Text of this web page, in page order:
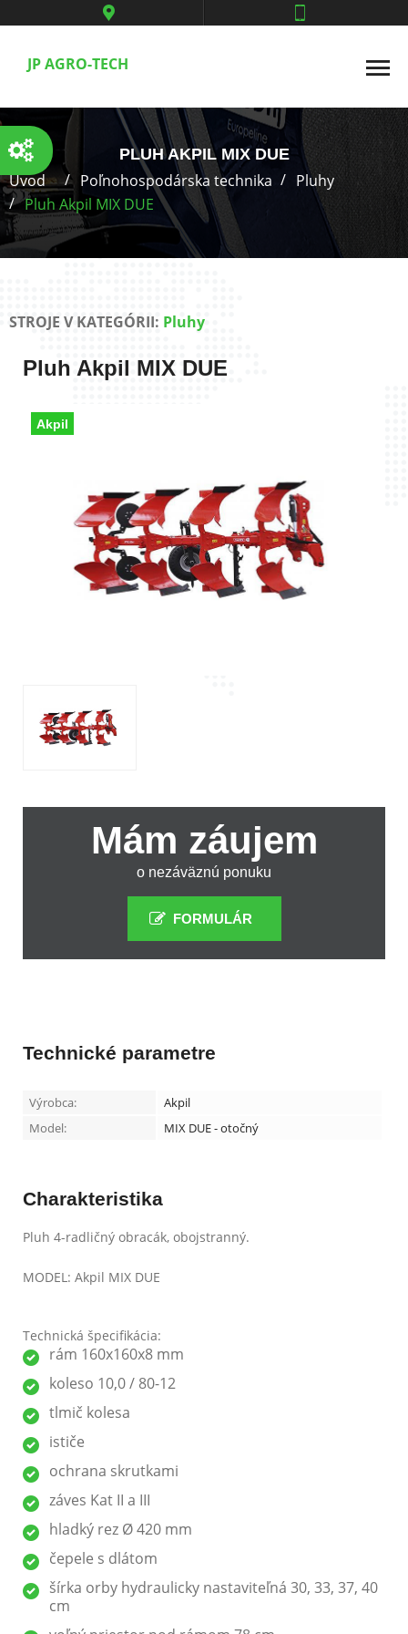
JP AGRO-TECH
PLUH AKPIL MIX DUE
Úvod Poľnohospodárska technika
Pluhy
Pluh Akpil MIX DUE
STROJE V KATEGÓRII: Pluhy
Pluh Akpil MIX DUE
Akpil
Mám záujem
o nezáväznú ponuku
FORMULÁR
Technické parametre
Výrobca:
Akpil
Model:
MIX DUE - otočný
Charakteristika
Pluh 4-radličný obracák, obojstranný.
MODEL: Akpil MIX DUE
Technická špecifikácia:
rám 160x160x8 mm
koleso 10,0 / 80-12
tlmič kolesa
ističe
ochrana skrutkami
záves Kat II a III
hladký rez Ø 420 mm
čepele s dlátom
šírka orby hydraulicky nastaviteľná 30, 33, 37, 40
cm